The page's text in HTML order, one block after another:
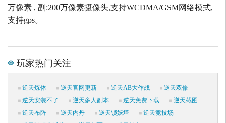
万像素 , 副:200万像素摄像头,支持WCDMA/GSM网络模式,
支持gps。
玩家热门关注
逆天炼体 逆天官网更新 逆天AB大作战
逆天双修
逆天安装不了
逆天多人副本 逆天免费下载
逆天截图
逆天布阵
逆天内丹 逆天锁妖塔
逆天竞技场